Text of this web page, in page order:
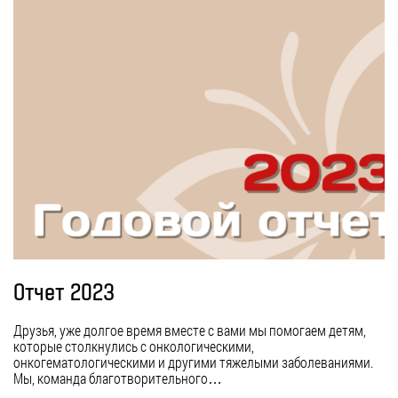
Отчет 2023
Друзья, уже долгое время вместе с вами мы помогаем детям,
которые столкнулись с онкологическими,
онкогематологическими и другими тяжелыми заболеваниями.
Мы, команда благотворительного…